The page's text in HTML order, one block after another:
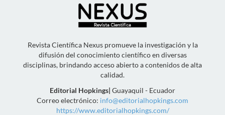
Revista Científica Nexus promueve la investigación y la
difusión del conocimiento científico en diversas
disciplinas, brindando acceso abierto a contenidos de alta
calidad.
Editorial Hopkings| Guayaquil - Ecuador
Correo electrónico: info@editorialhopkings.com
https://www.editorialhopkings.com/